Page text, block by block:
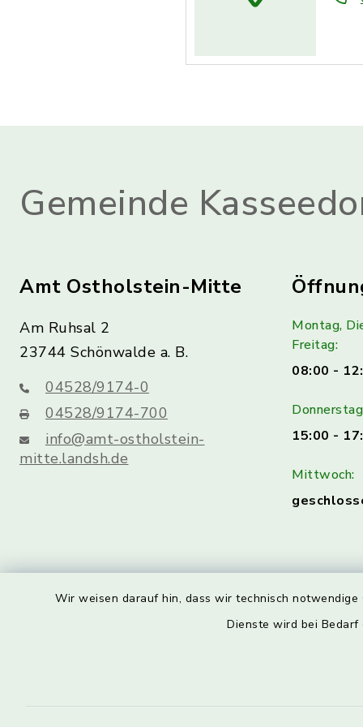
Wir weisen darauf hin, dass wir technisch
Dienste wird bei
Gemeinde
Amt Ostholstein-Mitte
Am Ruhsal 2
23744 Schönwalde a. B.
04528/9174-0
04528/9174-700
info@amt-ostholstein-
mitte.landsh.de
Montag,
Freitag:
08:00 -
15:00 -
Mittwoch: